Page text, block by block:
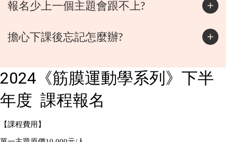
報名少上一個主題會跟不上?
擔心下課後忘記怎麼辦?